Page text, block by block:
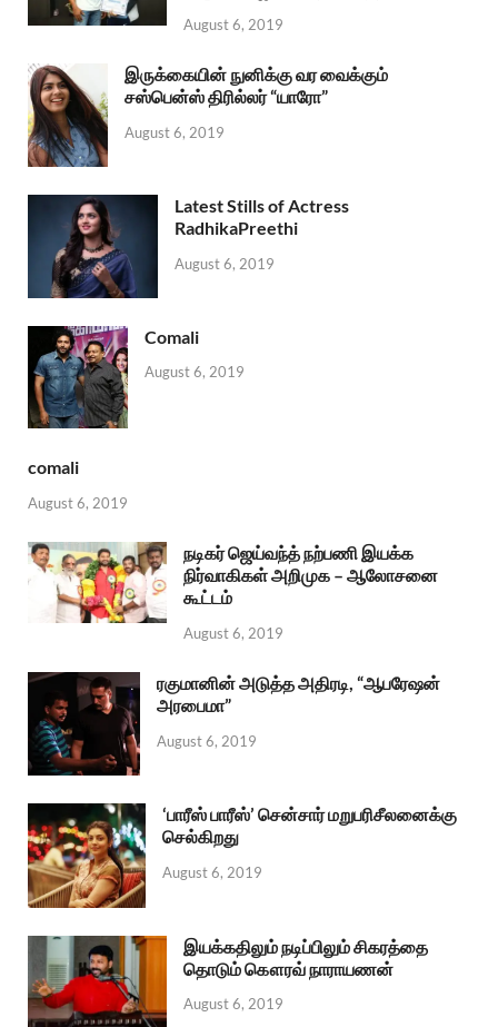
August 6, 2019
இருக்கையின் நுனிக்கு வர வைக்கும்
சஸ்பென்ஸ் திரில்லர் “யாரோ”
August 6, 2019
Latest Stills of Actress
RadhikaPreethi
August 6, 2019
Comali
August 6, 2019
comali
August 6, 2019
நடிகர் ஜெய்வந்த் நற்பணி இயக்க
நிர்வாகிகள் அறிமுக – ஆலோசனை
கூட்டம்
August 6, 2019
ரகுமானின் அடுத்த அதிரடி, “ஆபரேஷன்
அரபைமா”
August 6, 2019
‘பாரீஸ் பாரீஸ்’ சென்சார் மறுபரிசீலனைக்கு
செல்கிறது
August 6, 2019
இயக்கதிலும் நடிப்பிலும் சிகரத்தை
தொடும் கௌரவ் நாராயணன்
August 6, 2019